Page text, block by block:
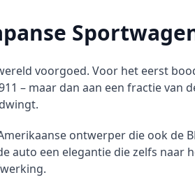
voorgoed. Voor het eerst
– maar dan aan een fractie van
ontwerper die ook de
een elegantie die zelfs naar